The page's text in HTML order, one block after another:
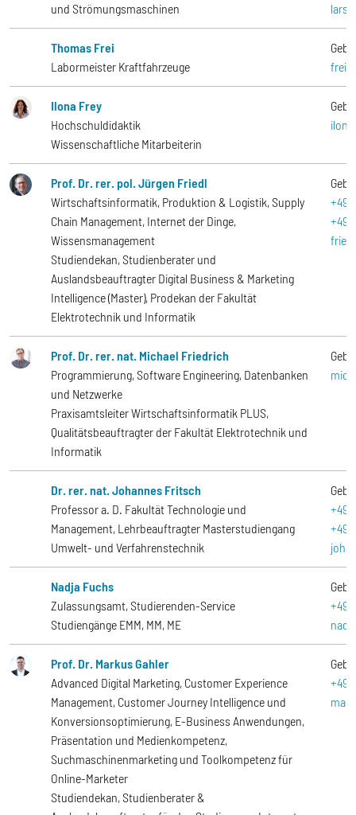
und Strömungsmaschinen
Thomas Frei
Labormeister Kraftfahrzeuge
Ilona Frey
Hochschuldidaktik
Wissenschaftliche Mitarbeiterin
Prof. Dr. rer. pol. Jürgen Friedl
Wirtschaftsinformatik, Produktion & Logistik, Supply
Chain Management, Internet der Dinge,
Wissensmanagement
Studiendekan, Studienberater und
Auslandsbeauftragter Digital Business & Marketing
Intelligence (Master), Prodekan der Fakultät
Elektrotechnik und Informatik
+49-
+49-
Prof. Dr. rer. nat. Michael Friedrich
Programmierung, Software Engineering, Datenbanken
und Netzwerke
Praxisamtsleiter Wirtschaftsinformatik PLUS,
Qualitätsbeauftragter der Fakultät Elektrotechnik und
Informatik
Dr. rer. nat. Johannes Fritsch
Professor a. D. Fakultät Technologie und
Management, Lehrbeauftragter Masterstudiengang
Umwelt- und Verfahrenstechnik
+49-
+49-
Nadja Fuchs
Zulassungsamt, Studierenden-Service
Studiengänge EMM, MM, ME
+49-
Prof. Dr. Markus Gahler
Advanced Digital Marketing, Customer Experience
Management, Customer Journey Intelligence und
Konversionsoptimierung, E-Business Anwendungen,
Präsentation und Medienkompetenz,
Suchmaschinenmarketing und Toolkompetenz für
Online-Marketer
Studiendekan, Studienberater &
+49-